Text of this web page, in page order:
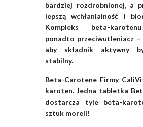
bardziej rozdrobnionej, a
lepszą wchłanialność i
Kompleks beta-
ponadto przeciwutleniacz –
aby składnik aktywny
stabilny.
Beta-Carotene Firmy
karoten. Jedna tabletka
dostarcza tyle beta-
sztuk moreli!